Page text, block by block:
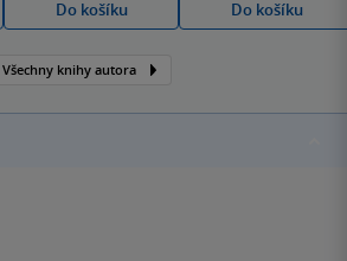
Do košíku
Do košíku
Všechny knihy autora